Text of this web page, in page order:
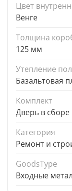
Цвет
Венге
Толщина
125 мм
Утепление
Базальтовая
Комплект
Дверь в
Категория
Ремонт и
GoodsType
Входные